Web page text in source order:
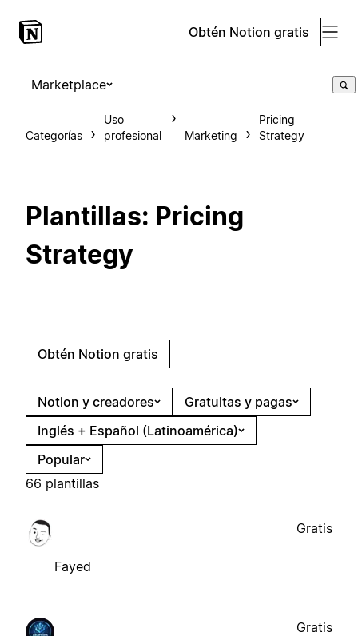
Obtén Notion gratis
Marketplace
Categorías
Uso
profesional
Marketing
Pricing
Strategy
Plantillas: Pricing
Strategy
Obtén Notion gratis
Notion y creadores
Gratuitas y pagas
Inglés + Español (Latinoamérica)
Popular
66 plantillas
Fayed
Gratis
Gratis